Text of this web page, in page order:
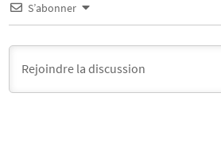
S’abonner